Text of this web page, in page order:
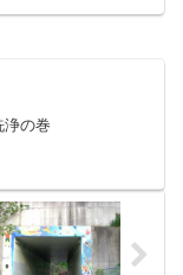
文したら「？」だっ
浄の巻